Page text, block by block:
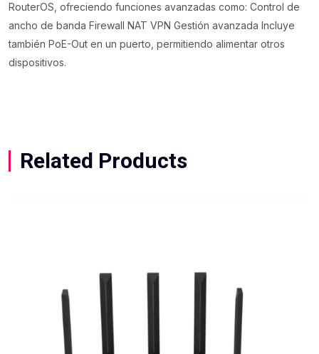
RouterOS, ofreciendo funciones avanzadas como: Control de
ancho de banda Firewall NAT VPN Gestión avanzada Incluye
también PoE-Out en un puerto, permitiendo alimentar otros
dispositivos.
Related Products